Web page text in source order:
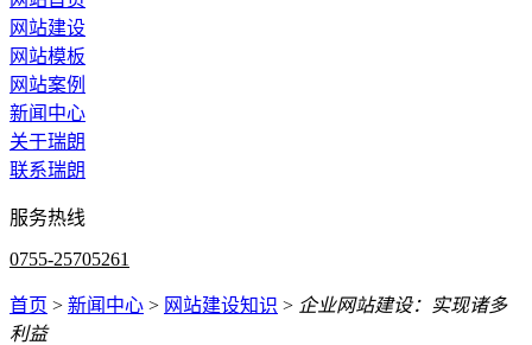
网站建设
网站模板
网站案例
新闻中心
关于瑞朗
联系瑞朗
服务热线
0755-25705261
首页 > 新闻中心 > 网站建设知识 > 企业网站建设：实现诸多
利益